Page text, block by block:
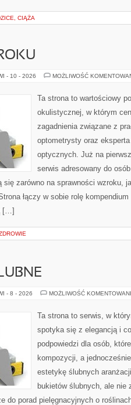
CIĄŻA
- 10 - 2026 MOŻLIWOŚĆ
Ta strona to wartościowy
okulistycznej, w którym
zagadnienia związane z
optometrysty oraz
optycznych. Już na
serwis adresowany do
się zarówno na sprawności wzroku,
łączy w sobie rolę
[…]
- 8 - 2026 MOŻLIWOŚĆ
Ta strona to serwis, w
spotyka się z elegancją i
podpowiedzi dla osób,
kompozycji, a
estetykę ślubnych
bukietów ślubnych, ale nie
do porad pielęgnacyjnych o